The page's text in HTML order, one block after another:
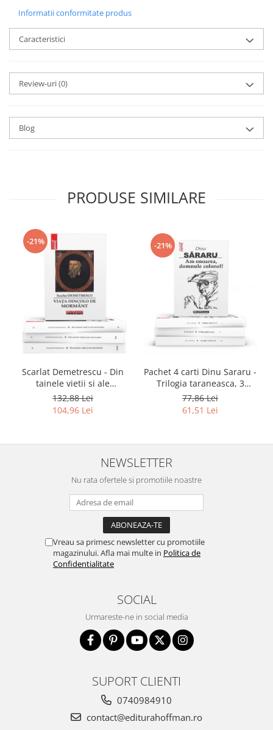
Informatii conformitate produs
Caracteristici
Review-uri(0)
Blog
PRODUSE SIMILARE
-21%
Scarlat Demetrescu - Din
tainele vietii si ale
universului, Volumele I-III +
Viata dincolo de mormant
132,88 Lei
104,96 Lei
-21%
Pachet 4 carti Dinu Sararu -
Trilogia taraneasca, 3
Volume + Am onoarea,
domnule colonel!
77,86 Lei
61,51 Lei
NEWSLETTER
Nu rata ofertele si promotiile noastre
Vreau sa primesc newsletter cu promotiile
magazinului. Afla mai multe in Politica de
Confidentialitate
SOCIAL
Urmareste-ne in social media
SUPORT CLIENTI
0740984910
contact@editurahoffman.ro